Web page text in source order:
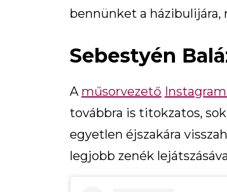
bennünket a házibulijára,
Sebestyén
A műsorvezető
továbbra is titokzatos,
egyetlen éjszakára
legjobb zenék